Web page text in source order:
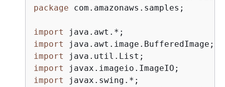
package com.amazonaws.samples;
import
import
import
import
import